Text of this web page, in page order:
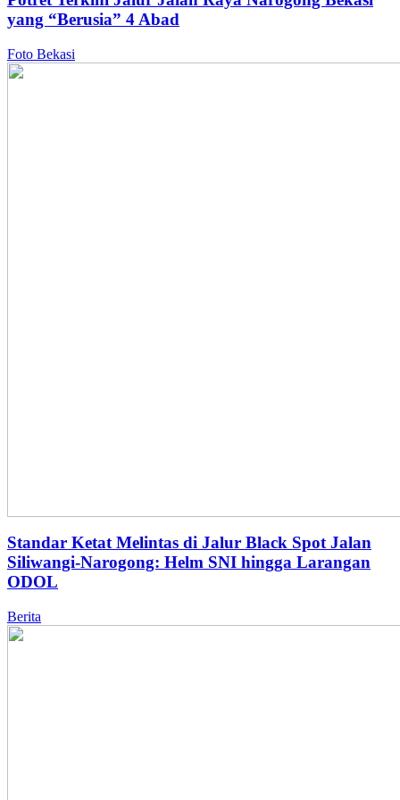
yang “Berusia” 4 Abad
Foto Bekasi
Standar Ketat Melintas di Jalur Black Spot Jalan
Siliwangi-Narogong: Helm SNI hingga Larangan
ODOL
Berita